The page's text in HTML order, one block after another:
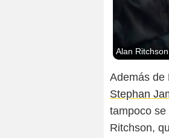
Alan
Además de
Stephan
tampoco
Ritchson,